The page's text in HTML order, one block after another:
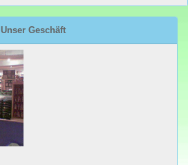
Unser Geschäft